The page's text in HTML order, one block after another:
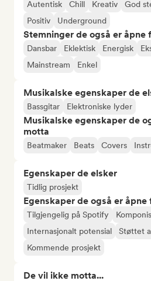
Autentisk Chill Kreativ God
Positiv
Underground
Stemninger de også er åpne
Dansbar Eklektisk Energisk
Mainstream
Enkel
Musikalske egenskaper de
Bassgitar Elektroniske lyder
Musikalske egenskaper de
motta
Beatmaker Beats Covers
Egenskaper de elsker
Tidlig prosjekt
Egenskaper de også er åpne
Tilgjengelig på Spotify
Internasjonalt potensial
Støttet
Kommende prosjekt
De vil ikke motta...